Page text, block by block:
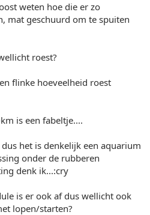
weten hoe die er zo
mat geschuurd om te spuiten
roest?
flinke hoeveelheid roest
is een fabeltje....
het is denkelijk een aquarium
onder de rubberen
denk ik...:cry
is er ook af dus wellicht ook
lopen/starten?